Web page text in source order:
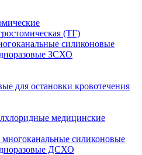
(ТГ)
силиконовые
ЗСХО
для остановки кровотечения
медицинские
силиконовые
ДСХО